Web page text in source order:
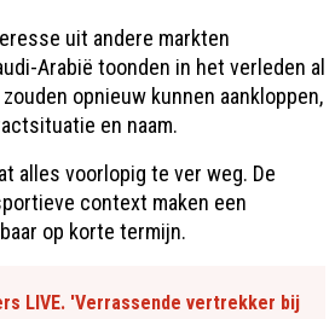
uit andere markten
Arabië toonden in het verleden al
opnieuw kunnen aankloppen,
en naam.
alles voorlopig te ver weg. De
context maken een
op korte termijn.
LIVE. 'Verrassende vertrekker bij